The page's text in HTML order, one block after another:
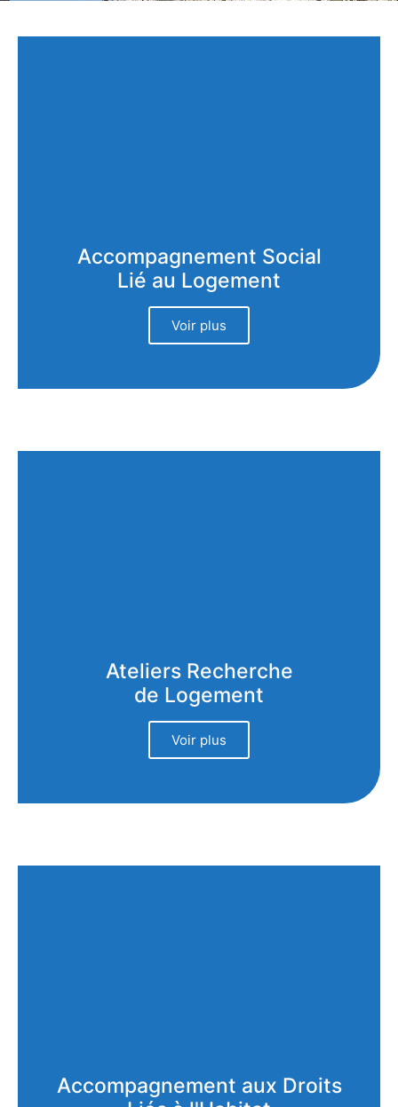
Accompagnement Social
Lié au Logement
Voir plus
Ateliers Recherche
de Logement
Voir plus
Accompagnement aux Droits